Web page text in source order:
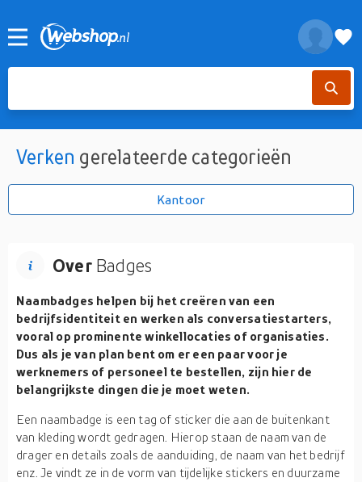
Verken gerelateerde categorieën
Kantoor
OverBadges
Naambadges helpen bij het creëren van een
bedrijfsidentiteit en werken als conversatiestarters,
vooral op prominente winkellocaties of organisaties.
Dus als je van plan bent om er een paar voor je
werknemers of personeel te bestellen, zijn hier de
belangrijkste dingen die je moet weten.
Een naambadge is een tag of sticker die aan de buitenkant
van kleding wordt gedragen. Hierop staan de naam van de
drager en details zoals de aanduiding, de naam van het bedrijf
enz. Je vindt ze in de vorm van tijdelijke stickers en duurzame